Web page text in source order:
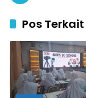
Pos Terkait